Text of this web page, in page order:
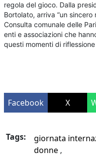
regola del gioco. Dalla
Bortolato, arriva “un
Consulta comunale delle
enti e associazioni che
questi momenti di
Facebook X
Tags:
giornata
donne